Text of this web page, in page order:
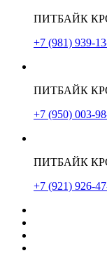
ПИТБАЙК
+7 (981) 939-
ПИТБАЙК
+7 (950) 003-
ПИТБАЙК
+7 (921) 926-